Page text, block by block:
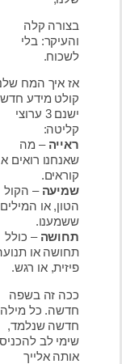
בצורה קלה
והעיקר: בלי
אז איך המח שלנו
קולט מידע חדש?
ישנם 3 ערוצי
– מה
שאנחנו רואים או
– הקול ,
הטון, או המילים
– כולל
תחושה או תנועה
פיזית, או רגש.
ככה זה בשפה
חדשה. כל מילה
חדשה שנלמד,
שימי לב להכניס
אותה אלייך